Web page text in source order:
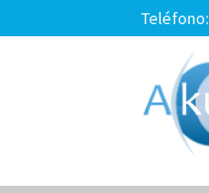
Teléfono: